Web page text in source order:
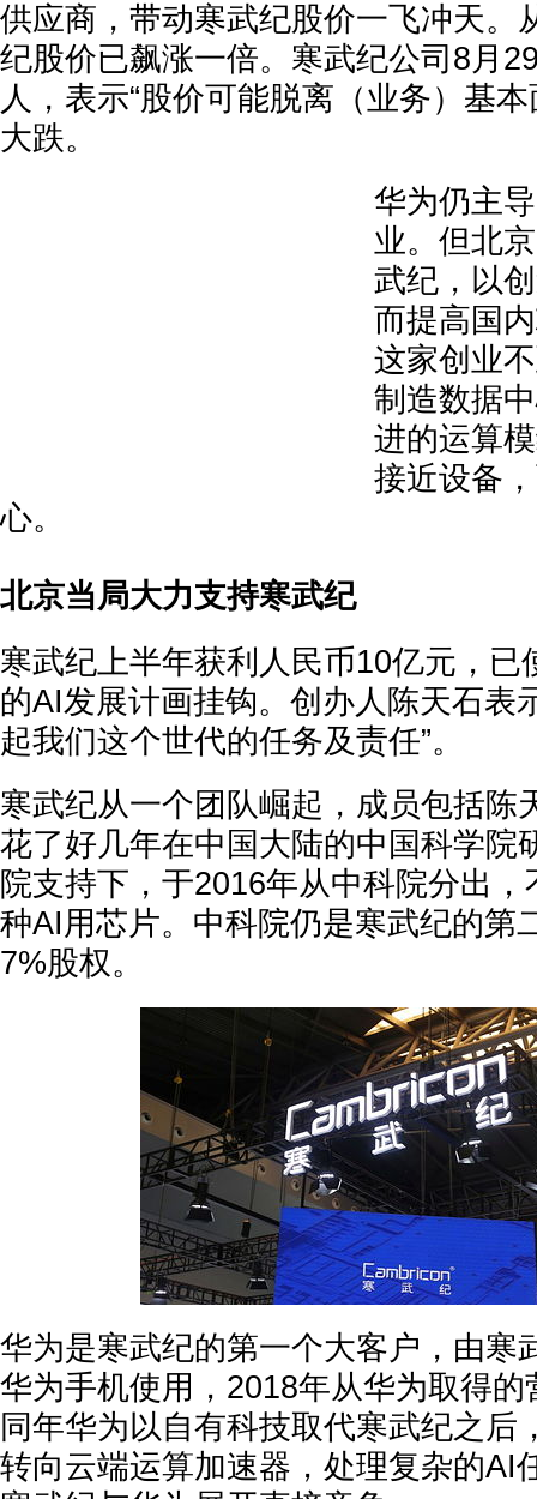
供应商，带动寒武纪股价一飞冲天。
纪股价已飙涨一倍。寒武纪公司8月
人，表示“股价可能脱离（业务）基
大跌。
华为仍主
业。但北
武纪，以
而提高国
这家创业
制造数据
进的运算
接近设备
心。
北京当局大力支持寒武纪
寒武纪上半年获利人民币10亿元，已
的AI发展计画挂钩。创办人陈天石表
起我们这个世代的任务及责任”。
寒武纪从一个团队崛起，成员包括陈
花了好几年在中国大陆的中国科学院
院支持下，于2016年从中科院分出
种AI用芯片。中科院仍是寒武纪的第
7%股权。
华为是寒武纪的第一个大客户，由寒
华为手机使用，2018年从华为取得
同年华为以自有科技取代寒武纪之后
转向云端运算加速器，处理复杂的AI